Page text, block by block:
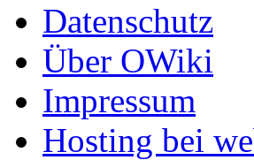
Datenschutz
Über OWiki
Impressum
Hosting bei